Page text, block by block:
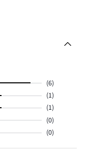
(6)
(1)
(1)
(0)
(0)